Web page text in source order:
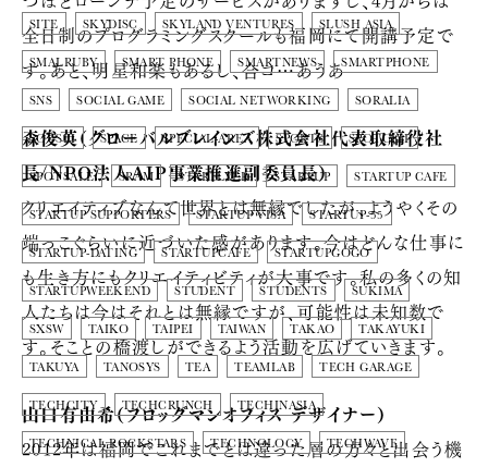
SITE SKYDISC SKYLAND VENTURES SLUSH ASIA
SMALRUBY SMART PHONE SMARTNEWS SMARTPHONE
SNS SOCIAL GAME SOCIAL NETWORKING SORALIA
SOUSEI SPACE SPECIAL-AREA SPORTS SPOTCLIP
SPOTSALE SRAM STARFLYER STARTUP STARTUP CAFE
STARTUP SUPPORTERS STARTUP VISA STARTUP-55
STARTUP-DATING STARTUPCAFE STARTUPGOGO
STARTUPWEEKEND STUDENT STUDENTS SUKIMA
SXSW TAIKO TAIPEI TAIWAN TAKAO TAKAYUKI
TAKUYA TANOSYS TEA TEAMLAB TECH GARAGE
TECHCITY TECHCRUNCH TECHINASIA
TECHNICAL ROCKSTARS TECHNOLOGY TECHWAVE
全日制のプログラミングスクールも福岡にて開講予定で
す。あと、明星和楽もあるし、合コ…あうあ
森俊英（グローバルブレインズ株式会社代表取締役社
長/NPO法人AIP事業推進副委員長）
クリエイティブなんて世界とは無縁でしたが、ようやくその
端っこぐらいに近づいた感があります。今はどんな仕事に
も生き方にもクリエイティビティが大事です。私の多くの知
人たちは今はそれとは無縁ですが、可能性は未知数で
す。そことの橋渡しができるよう活動を広げていきます。
山口有由希（フロッグマンオフィス デザイナー）
2012年は福岡でこれまでとは違った層の方々と出会う機